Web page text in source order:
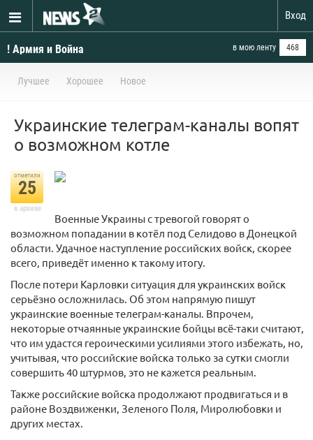
Вход
! Армия и Война в мою ленту 468
Лучшее Хорошее Новое
Украинские телеграм-каналы вопят
о возможном котле
отметили
25
в архиве
Военные Украины с тревогой говорят о
возможном попадании в котёл под Селидово в Донецкой
области. Удачное наступление российских войск, скорее
всего, приведёт именно к такому итогу.
После потери Карловки ситуация для украинских войск
серьёзно осложнилась. Об этом напрямую пишут
украинские военные телеграм-каналы. Впрочем,
некоторые отчаянные украинские бойцы всё-таки считают,
что им удастся героическими усилиями этого избежать, но,
учитывая, что российские войска только за сутки смогли
совершить 40 штурмов, это не кажется реальным.
Также российские войска продолжают продвигаться и в
районе Воздвиженки, Зеленого Поля, Миролюбовки и
других местах.